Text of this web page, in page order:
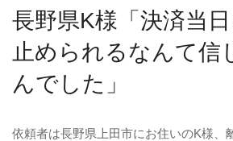
長野県K様「決済当
止められるなんて信
んでした」
依頼者は長野県上田市にお住いのK様、